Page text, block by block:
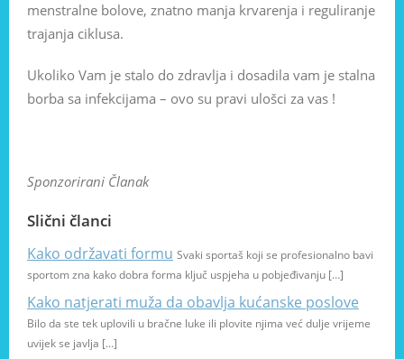
menstralne bolove, znatno manja krvarenja i reguliranje
trajanja ciklusa.
Ukoliko Vam je stalo do zdravlja i dosadila vam je stalna
borba sa infekcijama – ovo su pravi ulošci za vas !
Sponzorirani Članak
Slični članci
Kako održavati formu Svaki sportaš koji se profesionalno bavi
sportom zna kako dobra forma ključ uspjeha u pobjeđivanju […]
Kako natjerati muža da obavlja kućanske poslove
Bilo da ste tek uplovili u bračne luke ili plovite njima već dulje vrijeme
uvijek se javlja […]